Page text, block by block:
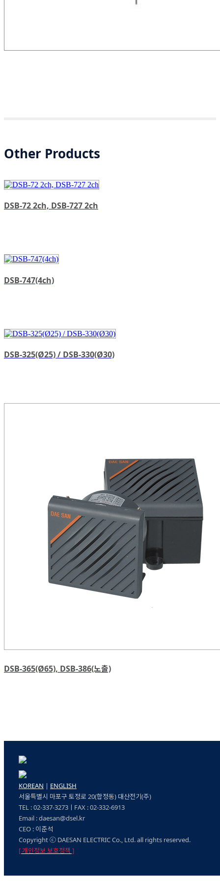
Other Products
DSB-72 2ch, DSB-727 2ch
DSB-747(4ch)
DSB-325(Ø25) / DSB-330(Ø30)
DSB-365(Ø65), DSB-386(노출)
DSB-325(Ø25) / DSB-330(Ø30)
KOREAN | ENGLISH
서울특별시 마포구 토정로 20(합정동) 대산전기(주)
TEL : 02-337-3273ㅣFAX : 02-332-6913
Email : daesan@dsel.kr
CEO : 이준석
Copyright ⓒ DAESAN ELECTRIC Co., Ltd. all rights reserved.
[ 개인정보 보호정책 ]